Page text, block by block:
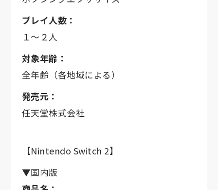
プレイ人数：
１～２人
対象年齢：
全年齢（各地域による）
発売元：
任天堂株式会社
【Nintendo Switch 2】
▼国内版